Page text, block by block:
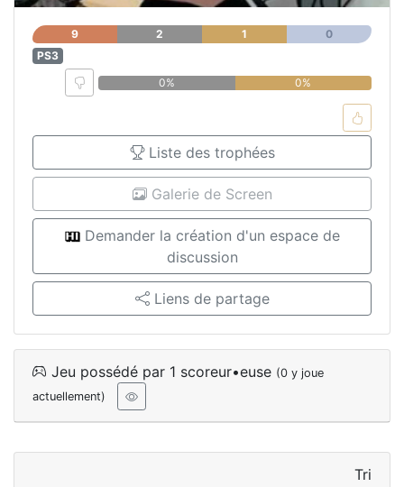
9 2 1
0
PS3
0%
0%
Liste des trophées
Galerie de Screen
Demander la création d'un espace de
discussion
Liens de partage
Jeu possédé par 1 scoreur•euse (0 y joue
actuellement)
Tri